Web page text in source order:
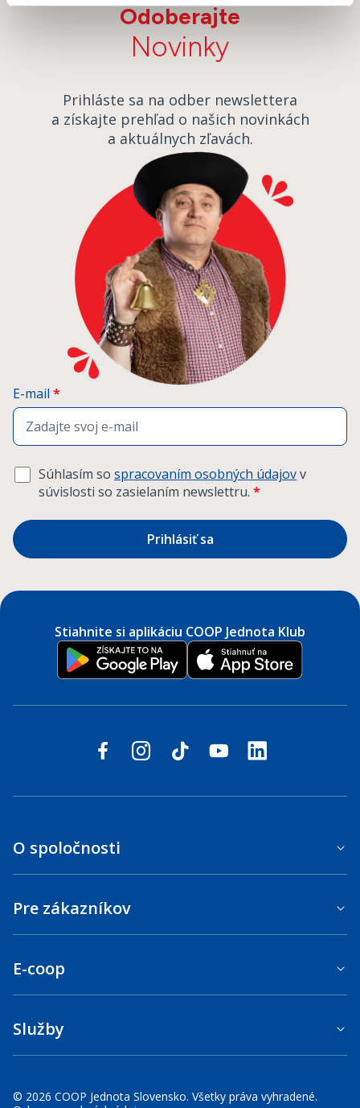
Odoberajte
Novinky
Prihláste sa na odber newslettera
a získajte prehľad o našich novinkách
a aktuálnych zľavách.
E-mail *
Súhlasím so spracovaním osobných údajovv
súvislosti so zasielaním newslettru. *
Prihlásiť sa
Stiahnite si aplikáciu COOP Jednota Klub
Sledujte nás na sociálnych sieťach
facebookinstagram
tiktok youtubelinkedin
© 2026 COOP Jednota Slovensko. Všetky práva vyhradené.
O spoločnosti
Pre zákazníkov
E-coop
Služby